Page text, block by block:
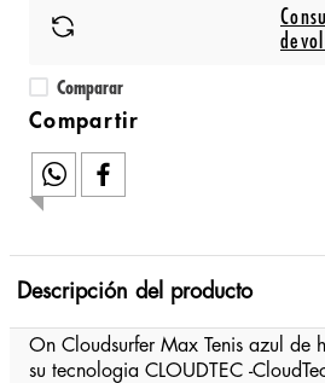
Comparar
Descripción del producto
On Cloudsurfer Max Tenis azul de
su tecnologia CLOUDTEC -